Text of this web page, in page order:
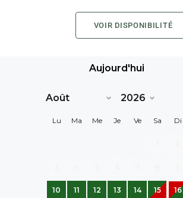
VOIR DISPONIBILITÉ
Aujourd'hui
Lu Ma Me Je Ve Sa Di
10 11 12 13 14 15 16